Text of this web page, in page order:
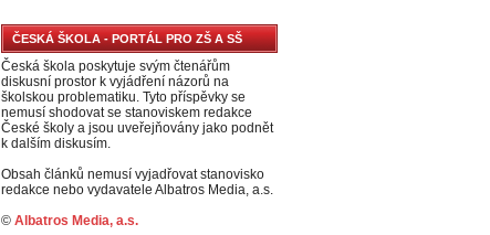
ČESKÁ ŠKOLA - PORTÁL PRO ZŠ A SŠ
Česká škola poskytuje svým čtenářům
diskusní prostor k vyjádření názorů na
školskou problematiku. Tyto příspěvky se
nemusí shodovat se stanoviskem redakce
České školy a jsou uveřejňovány jako podnět
k dalším diskusím.
Obsah článků nemusí vyjadřovat stanovisko
redakce nebo vydavatele Albatros Media, a.s.
© Albatros Media, a.s.